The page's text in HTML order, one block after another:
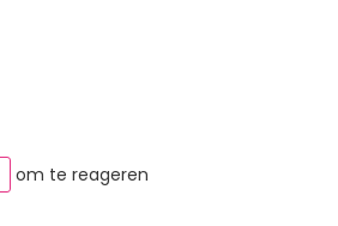
om te reageren